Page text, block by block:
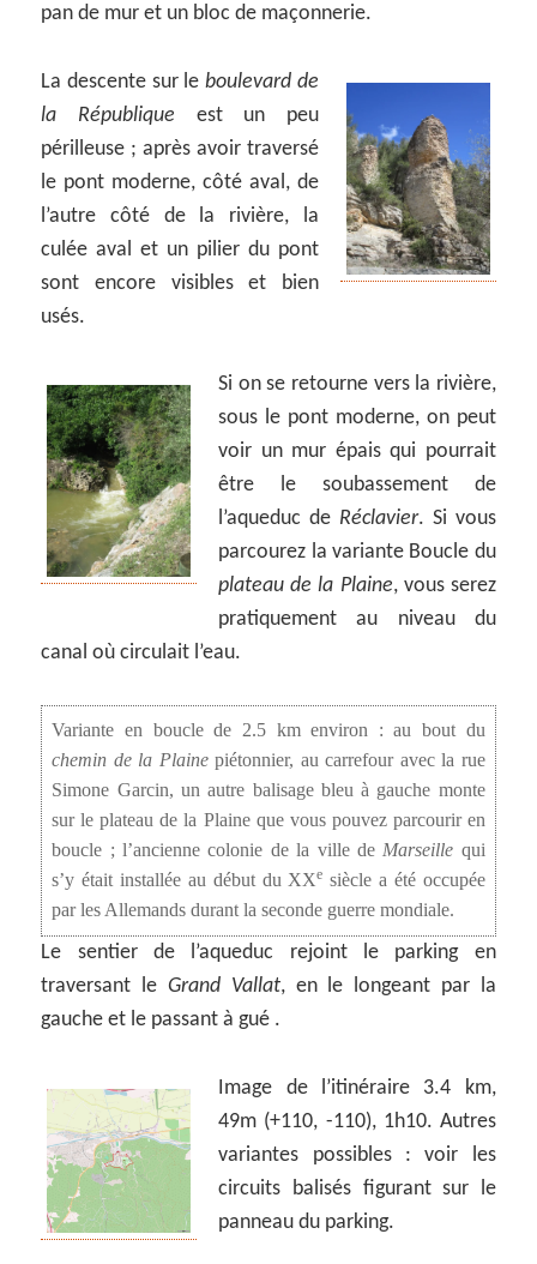
pan de mur et un bloc de maçonnerie.
La descente sur le boulevard de
la République est un peu
périlleuse ; après avoir traversé
le pont moderne, côté aval, de
l’autre côté de la rivière, la
culée aval et un pilier du pont
sont encore visibles et bien
usés.
Si on se retourne vers la rivière,
sous le pont moderne, on peut
voir un mur épais qui pourrait
être le soubassement de
l’aqueduc de Réclavier. Si vous
parcourez la variante Boucle du
plateau de la Plaine, vous serez
pratiquement au niveau du
canal où circulait l’eau.
Variante en boucle de 2.5 km environ : au bout du
chemin de la Plainepiétonnier, au carrefour avec la rue
Simone Garcin, un autre balisage bleu à gauche monte
sur le plateau de la Plaine que vous pouvez parcourir en
boucle ; l’ancienne colonie de la ville deMarseille qui
s’y était installée au début du XXe siècle a été occupée
par les Allemands durant la seconde guerre mondiale.
Le sentier de l’aqueduc rejoint le parking en
traversant le Grand Vallat, en le longeant par la
gauche et le passant à gué .
Image de l’itinéraire 3.4 km,
49m (+110, -110), 1h10. Autres
variantes possibles : voir les
circuits balisés figurant sur le
panneau du parking.